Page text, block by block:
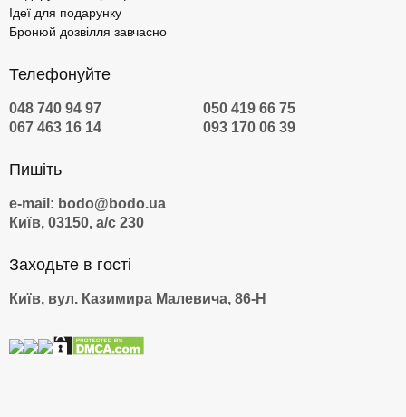
Ідеї для подарунку
Бронюй дозвілля завчасно
Телефонуйте
048 740 94 97
050 419 66 75
067 463 16 14
093 170 06 39
Пишіть
e-mail: bodo@bodo.ua
Київ, 03150, а/с 230
Заходьте в гості
Київ, вул. Казимира Малевича, 86-Н